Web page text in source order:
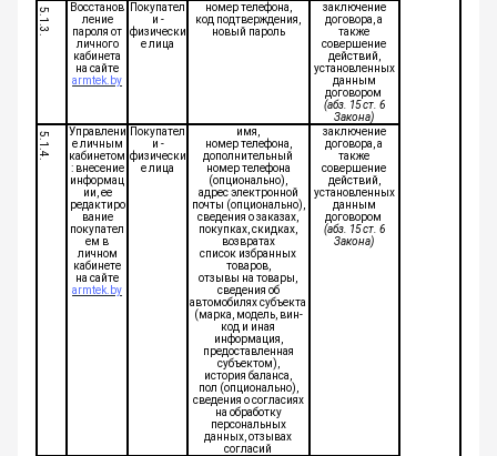
5.1.3.
Восстанов
ление
пароля от
личного
кабинета
на сайте
armtek.by
Покупател
и -
физически
е лица
номер телефона,
код подтверждения,
новый пароль
заключение
договора, а
также
совершение
действий,
установленных
данным
договором
(абз. 15 ст. 6
Закона)
5.1.4.
Управлени
е личным
кабинетом
: внесение
информац
ии, ее
редактиро
вание
покупател
ем в
личном
кабинете
на сайте
armtek.by
Покупател
и -
физически
е лица
имя,
номер телефона,
дополнительный
номер телефона
(опционально),
адрес электронной
почты (опционально),
сведения о заказах,
покупках, скидках,
возвратах
список избранных
товаров,
отзывы на товары,
сведения об
автомобилях субъекта
(марка, модель, вин-
код и иная
информация,
предоставленная
субъектом),
история баланса,
пол (опционально),
сведения о согласиях
на обработку
персональных
данных, отзывах
согласий
заключение
договора, а
также
совершение
действий,
установленных
данным
договором
(абз. 15 ст. 6
Закона)